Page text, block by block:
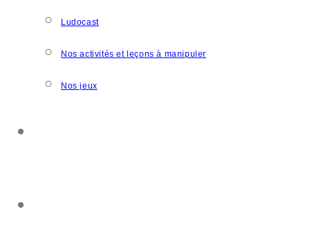
Ludocast
Nos activités et leçons à manipuler
Nos jeux